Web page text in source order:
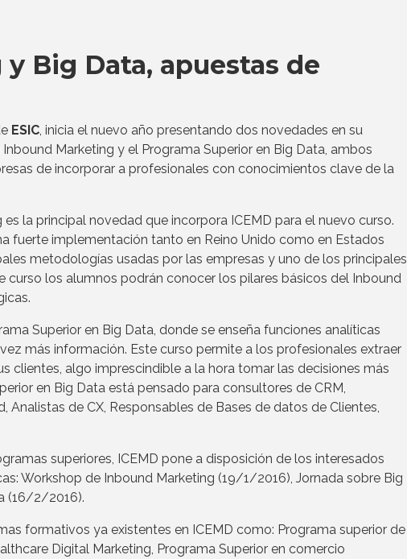
Big Data, apuestas de
ESIC , inicia el nuevo año presentando dos novedades en su
Marketing y el Programa Superior en Big Data, ambos
de incorporar a profesionales con conocimientos clave de la
la principal novedad que incorpora ICEMD para el nuevo curso.
fuerte implementación tanto en Reino Unido como en Estados
metodologías usadas por las empresas y uno de los principales
curso los alumnos podrán conocer los pilares básicos del Inbound
Superior en Big Data, donde se enseña funciones analíticas
más información. Este curso permite a los profesionales extraer
clientes, algo imprescindible a la hora tomar las decisiones más
en Big Data está pensado para consultores de CRM,
de CX, Responsables de Bases de datos de Clientes,
superiores, ICEMD pone a disposición de los interesados
Workshop de Inbound Marketing (19/1/2016), Jornada sobre Big
(16/2/2016).
formativos ya existentes en ICEMD como: Programa superior de
Digital Marketing, Programa Superior en comercio